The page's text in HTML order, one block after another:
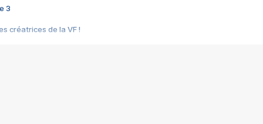
3
créatrices de la VF !